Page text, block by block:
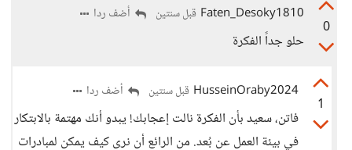
0
Faten_Desoky1810 قبل سنتين أضف ردا
حلو جداً الفكرة
1
HusseinOraby2024 قبل سنتين أضف ردا
فاتن، سعيد بأن الفكرة نالت إعجابك! يبدو أنك مهتمة بالابتكار
في بيئة العمل عن بُعد. من الرائع أن نرى كيف يمكن لمبادرات